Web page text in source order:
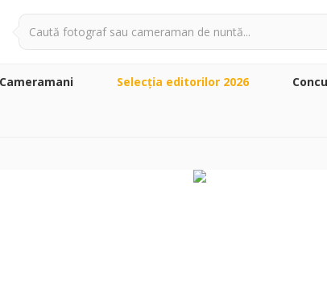
Cameramani Selecţia editorilor 2026